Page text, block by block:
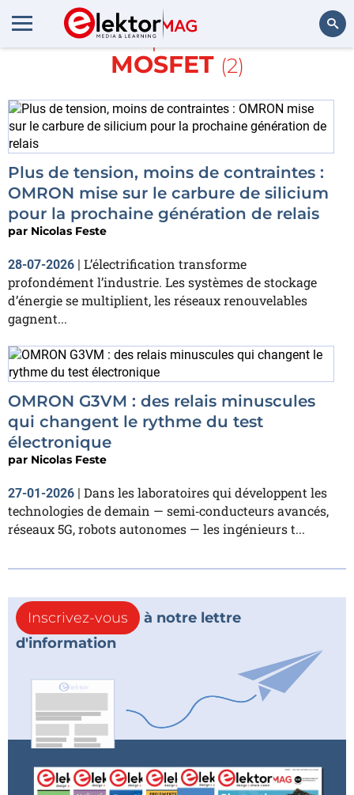
En savoir plus sur
MOSFET (2)
Plus de tension, moins de contraintes :
OMRON mise sur le carbure de silicium
pour la prochaine génération de relais
par Nicolas Feste
28-07-2026 | L’électrification transforme
profondément l’industrie. Les systèmes de stockage
d’énergie se multiplient, les réseaux renouvelables
gagnent...
OMRON G3VM : des relais minuscules
qui changent le rythme du test
électronique
par Nicolas Feste
27-01-2026 | Dans les laboratoires qui développent les
technologies de demain — semi‑conducteurs avancés,
réseaux 5G, robots autonomes — les ingénieurs t...
Inscrivez-vous
à notre lettre
d'information